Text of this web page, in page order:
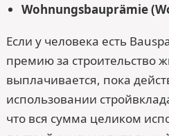
Wohnungsbauprämie
Если у человека есть
премию за строительство
выплачивается, пока
использовании
что вся сумма целиком